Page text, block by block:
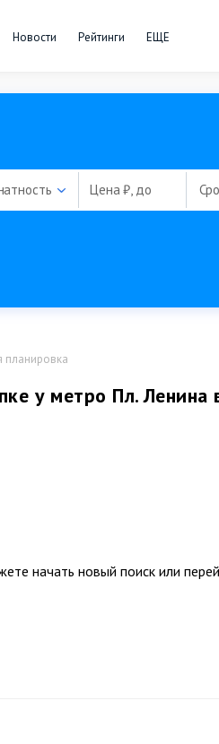
Новости Рейтинги ЕЩЕ
Цена ₽, до
у метро Пл. Ленина
начать новый поиск или